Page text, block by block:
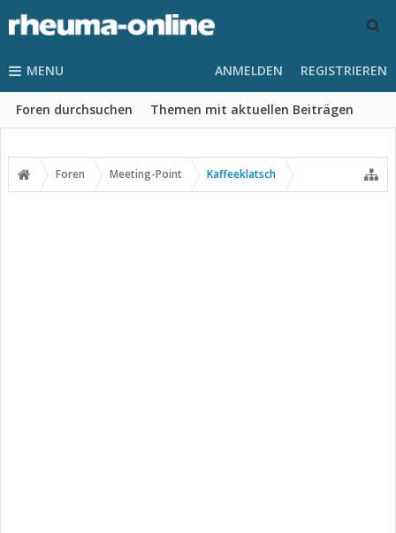
MENU
Foren durchsuchen Themen mit aktuellen Beiträgen
ANMELDEN REGISTRIEREN
Foren Meeting-Point Kaffeeklatsch